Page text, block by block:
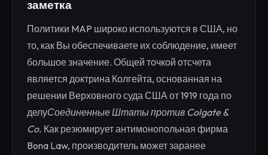
заметка
Политики MAP широко используются в США, но
то, как Вы обеспечиваете их соблюдение, имеет
большое значение. Общей точкой отсчета
является доктрина Колгейта, основанная на
решении Верховного суда США от 1919 года по
делуСоединенные Штаты против Colgate &
Co. Как резюмирует антимонопольная фирма
Bona Law, производитель может заранее